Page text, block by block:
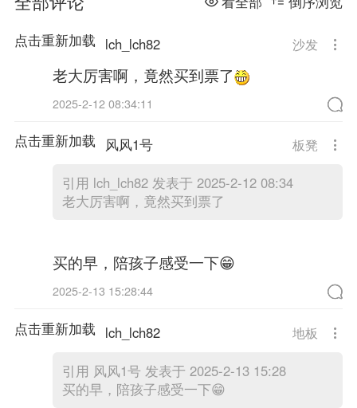
点击重新加载
沙发
lch_lch82
老大厉害啊，竟然买到票了
2025-2-12 08:34:11
点击重新加载 板凳
风风1号
引用 lch_lch82 发表于 2025-2-12 08:34
老大厉害啊，竟然买到票了
买的早，陪孩子感受一下😁
2025-2-13 15:28:44
点击重新加载 地板
lch_lch82
引用 风风1号 发表于 2025-2-13 15:28
买的早，陪孩子感受一下😁